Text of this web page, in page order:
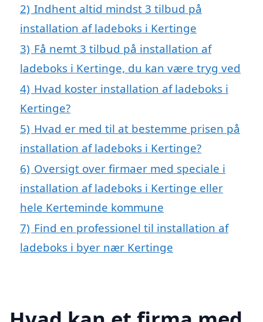
2) Indhent altid mindst 3 tilbud på
installation af ladeboks i Kertinge
3) Få nemt 3 tilbud på installation af
ladeboks i Kertinge, du kan være tryg ved
4) Hvad koster installation af ladeboks i
Kertinge?
5) Hvad er med til at bestemme prisen på
installation af ladeboks i Kertinge?
6) Oversigt over firmaer med speciale i
installation af ladeboks i Kertinge eller
hele Kerteminde kommune
7) Find en professionel til installation af
ladeboks i byer nær Kertinge